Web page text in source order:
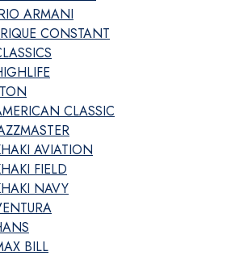
ARMANI
CONSTANT
CLASSIC
AVIATION
FIELD
NAVY
BILL